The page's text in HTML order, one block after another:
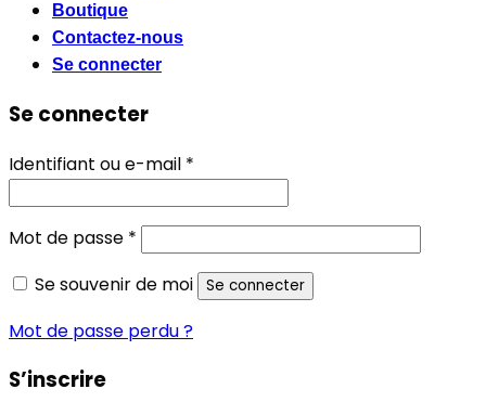
Boutique
Contactez-nous
Se connecter
Se connecter
Identifiant ou e-mail *
Mot de passe *
Se souvenir de moi
Se connecter
Mot de passe perdu ?
S’inscrire